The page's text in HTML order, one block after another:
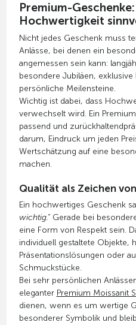
Premium-Geschenke:
Hochwertigkeit
Nicht jedes Geschenk muss
Anlässe, bei denen ein
angemessen sein kann:
besondere Jubiläen,
persönliche Meilensteine.
Wichtig ist dabei, dass
verwechselt wird. Ein
passend und
darum, Eindruck um jeden
Wertschätzung auf eine
machen.
Qualität als Zeichen
Ein hochwertiges Geschenk
wichtig.“Gerade bei
eine Form von Respekt sein.
individuell gestaltete Objekte,
Präsentationslösungen oder
Schmuckstücke.
Bei sehr persönlichen
eleganter Premium Moissanit
dienen, wenn es um wertige
besonderer Symbolik und